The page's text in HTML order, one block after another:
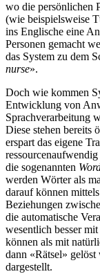
wo die persönlichen
(wie beispielsweise
ins Englische eine
Personen gemacht
das System zu dem
nurse».
Doch wie kommen
Entwicklung von
Sprachverarbeitung
Diese stehen bereits
erspart das eigene
die sogenannten
werden Wörter als
darauf können
Beziehungen
die automatische
wesentlich besser
können als mit
dann «Rätsel»
dargestellt.